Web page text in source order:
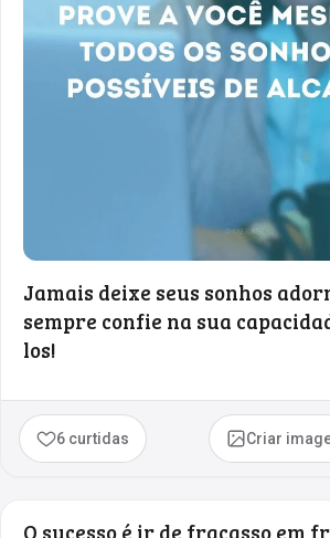
Jamais deixe seus sonhos
sempre confie na sua
los!
6 curtidas Criar
O sucesso é ir de fracasso em